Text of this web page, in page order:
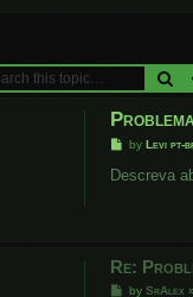
P
s
byLevi pt-
Descreva
Re:
PbySrAlex